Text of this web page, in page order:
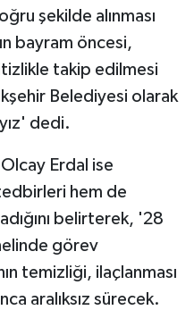
şekilde alınması
bayram öncesi,
takip edilmesi
Belediyesi olarak
dedi.
Erdal ise
hem de
belirterek, '28
görev
temizliği, ilaçlanması
aralıksız sürecek.